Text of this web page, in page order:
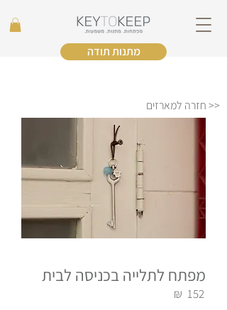
מתנות תודה
<< חזרה למארזים
מפתח לתלייה בכניסה לבית
152
₪